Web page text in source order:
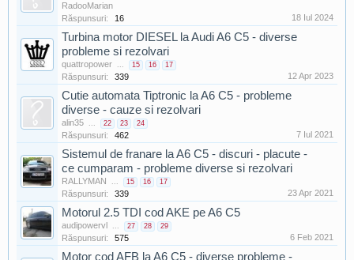
RadooMarian
Răspunsuri:
16 18 Iul 2024
Turbina motor DIESEL la Audi A6 C5 - diverse
probleme si rezolvari
quattropower ... 15 16 17
Răspunsuri: 339 12 Apr 2023
Cutie automata Tiptronic la A6 C5 - probleme
diverse - cauze si rezolvari
alin35 ... 22 23 24
Răspunsuri: 462 7 Iul 2021
Sistemul de franare la A6 C5 - discuri - placute -
ce cumparam - probleme diverse si rezolvari
RALLYMAN ... 15 16 17
Răspunsuri: 339 23 Apr 2021
Motorul 2.5 TDI cod AKE pe A6 C5
audipowervl ... 27 28 29
Răspunsuri: 575 6 Feb 2021
Motor cod AFB la A6 C5 - diverse probleme -